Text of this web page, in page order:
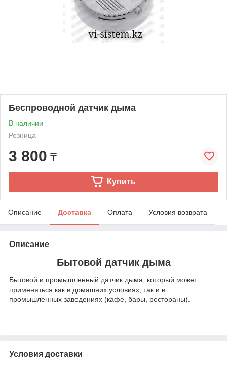
Беспроводной датчик дыма
В наличии
Розница
3 800 ₸
Купить
Описание Доставка Оплата Условия возврата
Описание
Бытовой датчик дыма
Бытовой и промышленный датчик дыма, который может
применяться как в домашних условиях, так и в
промышленных заведениях (кафе, бары, рестораны).
Условия доставки